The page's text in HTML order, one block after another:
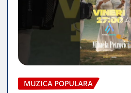
MUZICA POPULARA